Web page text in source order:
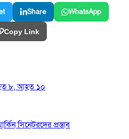
Share WhatsApp
Copy Link
৮, আহত ১০
সিনেটরদের প্রস্তাব